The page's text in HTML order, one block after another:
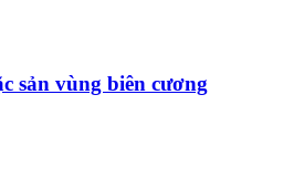
sản vùng biên cương